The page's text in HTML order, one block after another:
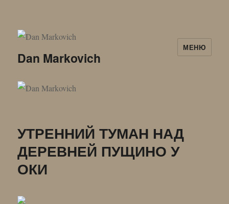
Dan Markovich
МЕНЮ
УТРЕННИЙ ТУМАН НАД
ДЕРЕВНЕЙ ПУЩИНО У
ОКИ